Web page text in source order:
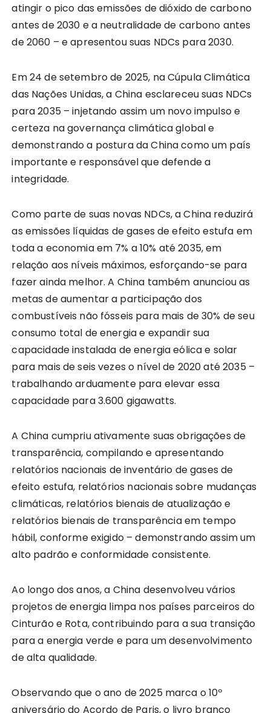
atingir o pico das emissões de dióxido de carbono
antes de 2030 e a neutralidade de carbono antes
de 2060 – e apresentou suas NDCs para 2030.
Em 24 de setembro de 2025, na Cúpula Climática
das Nações Unidas, a China esclareceu suas NDCs
para 2035 – injetando assim um novo impulso e
certeza na governança climática global e
demonstrando a postura da China como um país
importante e responsável que defende a
integridade.
Como parte de suas novas NDCs, a China reduzirá
as emissões líquidas de gases de efeito estufa em
toda a economia em 7% a 10% até 2035, em
relação aos níveis máximos, esforçando-se para
fazer ainda melhor. A China também anunciou as
metas de aumentar a participação dos
combustíveis não fósseis para mais de 30% de seu
consumo total de energia e expandir sua
capacidade instalada de energia eólica e solar
para mais de seis vezes o nível de 2020 até 2035 –
trabalhando arduamente para elevar essa
capacidade para 3.600 gigawatts.
A China cumpriu ativamente suas obrigações de
transparência, compilando e apresentando
relatórios nacionais de inventário de gases de
efeito estufa, relatórios nacionais sobre mudanças
climáticas, relatórios bienais de atualização e
relatórios bienais de transparência em tempo
hábil, conforme exigido – demonstrando assim um
alto padrão e conformidade consistente.
Ao longo dos anos, a China desenvolveu vários
projetos de energia limpa nos países parceiros do
Cinturão e Rota, contribuindo para a sua transição
para a energia verde e para um desenvolvimento
de alta qualidade.
Observando que o ano de 2025 marca o 10º
aniversário do Acordo de Paris, o livro branco